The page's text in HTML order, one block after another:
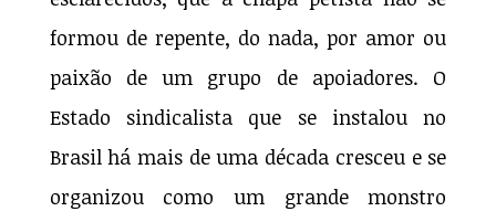
formou de repente, do nada, por amor ou
paixão de um grupo de apoiadores. O
Estado sindicalista que se instalou no
Brasil há mais de uma década cresceu e se
organizou como um grande monstro